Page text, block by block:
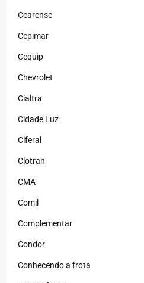
Cearense
Cepimar
Cequip
Chevrolet
Cialtra
Cidade Luz
Ciferal
Clotran
CMA
Comil
Complementar
Condor
Conhecendo a frota